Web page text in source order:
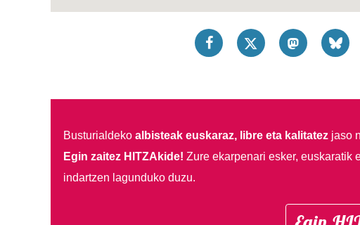
Busturialdeko albisteak euskaraz, libre eta kalitatezjaso
Egin zaitez HITZAkide! Zure ekarpenari esker, euskaratik
indartzen lagunduko duzu.